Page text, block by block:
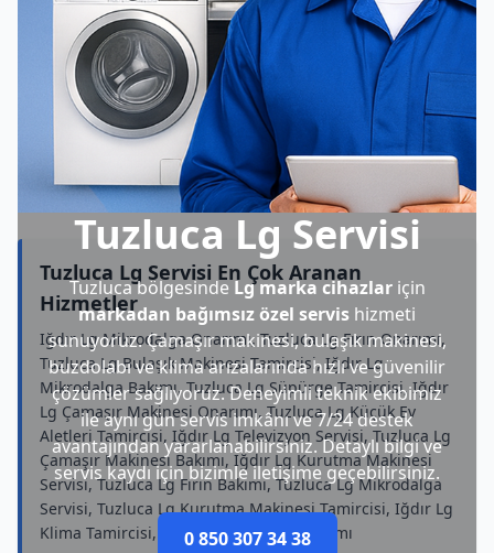
Tuzluca Lg Servisi
Tuzluca bölgesindeLg marka cihazlariçin
markadan bağımsız özel servis hizmeti
sunuyoruz. Çamaşır makinesi, bulaşık makinesi,
buzdolabı ve klima arızalarında hızlı ve güvenilir
çözümler sağlıyoruz. Deneyimli teknik ekibimiz
ile aynı gün servis imkânı ve 7/24 destek
avantajından yararlanabilirsiniz. Detaylı bilgi ve
servis kaydı için bizimle iletişime geçebilirsiniz.
0 850 307 34 38
Tuzluca Lg Servisi En Çok Aranan
Hizmetler
Iğdır Lg Mikrodalga Onarımı, Tuzluca Lg Fırın Onarımı,
Tuzluca Lg Bulaşık Makinesi Tamircisi, Iğdır Lg
Mikrodalga Bakımı, Tuzluca Lg Süpürge Tamircisi, Iğdır
Lg Çamaşır Makinesi Onarımı, Tuzluca Lg Küçük Ev
Aletleri Tamircisi, Iğdır Lg Televizyon Servisi, Tuzluca Lg
Çamaşır Makinesi Bakımı, Iğdır Lg Kurutma Makinesi
Servisi, Tuzluca Lg Fırın Bakımı, Tuzluca Lg Mikrodalga
Servisi, Tuzluca Lg Kurutma Makinesi Tamircisi, Iğdır Lg
Klima Tamircisi, Iğdır Lg Süpürge Onarımı